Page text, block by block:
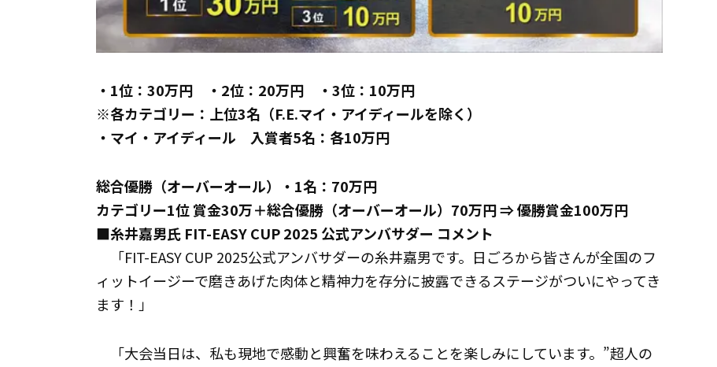
・1位：30万円 ・2位：20万円 ・3位：10万円
※各カテゴリー：上位3名（F.E.マイ・アイディールを除く）
・マイ・アイディール 入賞者5名：各10万円
総合優勝（オーバーオール）・1名：70万円
カテゴリー1位 賞金30万＋総合優勝（オーバーオール）70万円 ⇒ 優勝賞金100万円
■糸井嘉男氏 FIT-EASY CUP 2025 公式アンバサダー コメント
「FIT-EASY CUP 2025公式アンバサダーの糸井嘉男です。日ごろから皆さんが全国のフ
ィットイージーで磨きあげた肉体と精神力を存分に披露できるステージがついにやってき
ます！」
「大会当日は、私も現地で感動と興奮を味わえることを楽しみにしています。”超人の